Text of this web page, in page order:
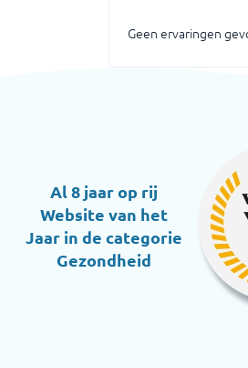
Geen ervaringen
Al 8 jaar op rij
Website van het
Jaar in de categorie
Gezondheid